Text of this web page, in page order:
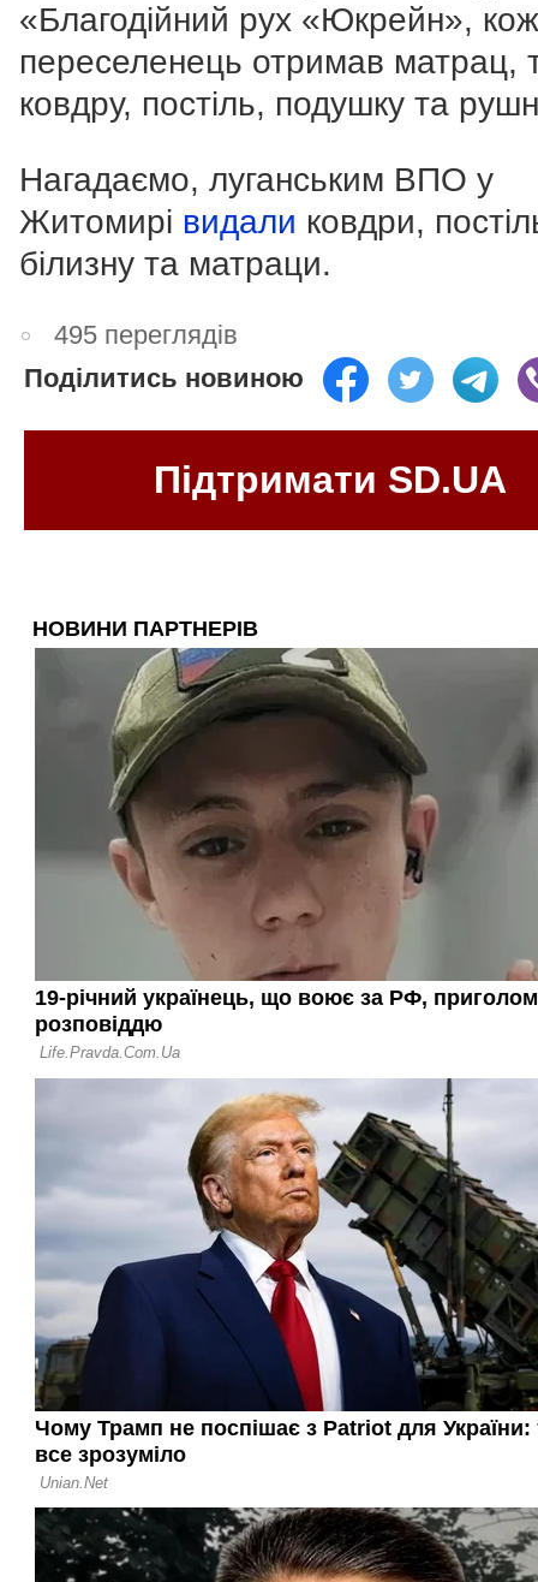
«Благодійний рух «Юкрейн»,
переселенець отримав матрац,
ковдру, постіль, подушку та
Нагадаємо, луганським ВПО у
Житомирі видали ковдри,
білизну та матраци.
495 переглядів
Поділитись новиною
Підтримати SD.UA